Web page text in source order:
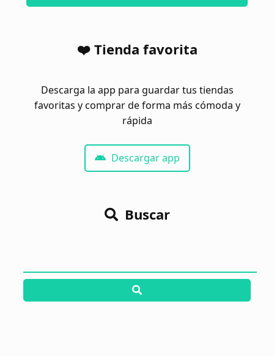
❤️ Tienda favorita
Descarga la app para guardar tus tiendas
favoritas y comprar de forma más cómoda y
rápida
Descargar app
Buscar